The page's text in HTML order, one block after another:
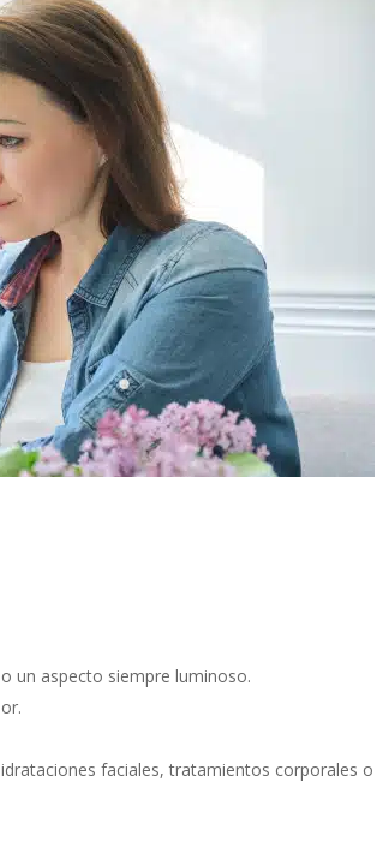
un aspecto siempre luminoso.
faciales, tratamientos corporales o